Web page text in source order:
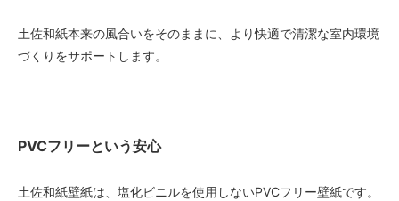
土佐和紙本来の風合いをそのままに、より快適で清潔な室内環境
づくりをサポートします。
PVCフリーという安心
土佐和紙壁紙は、塩化ビニルを使用しないPVCフリー壁紙です。